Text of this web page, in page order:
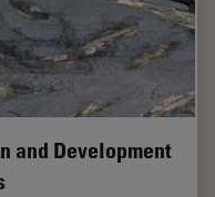
and Development